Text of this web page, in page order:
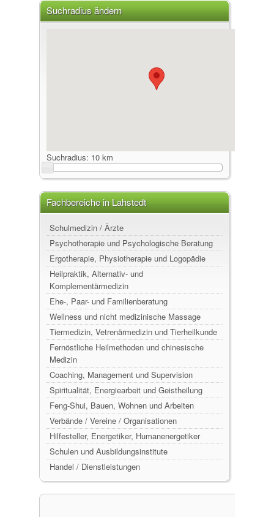
Suchradius ändern
Suchradius: 10 km
Fachbereiche in Lahstedt
Schulmedizin / Ärzte
Psychotherapie und Psychologische Beratung
Ergotherapie, Physiotherapie und Logopädie
Heilpraktik, Alternativ- und
Komplementärmedizin
Ehe-, Paar- und Familienberatung
Wellness und nicht medizinische Massage
Tiermedizin, Vetrenärmedizin und Tierheilkunde
Fernöstliche Heilmethoden und chinesische
Medizin
Coaching, Management und Supervision
Spiritualität, Energiearbeit und Geistheilung
Feng-Shui, Bauen, Wohnen und Arbeiten
Verbände / Vereine / Organisationen
Hilfesteller, Energetiker, Humanenergetiker
Schulen und Ausbildungsinstitute
Handel / Dienstleistungen